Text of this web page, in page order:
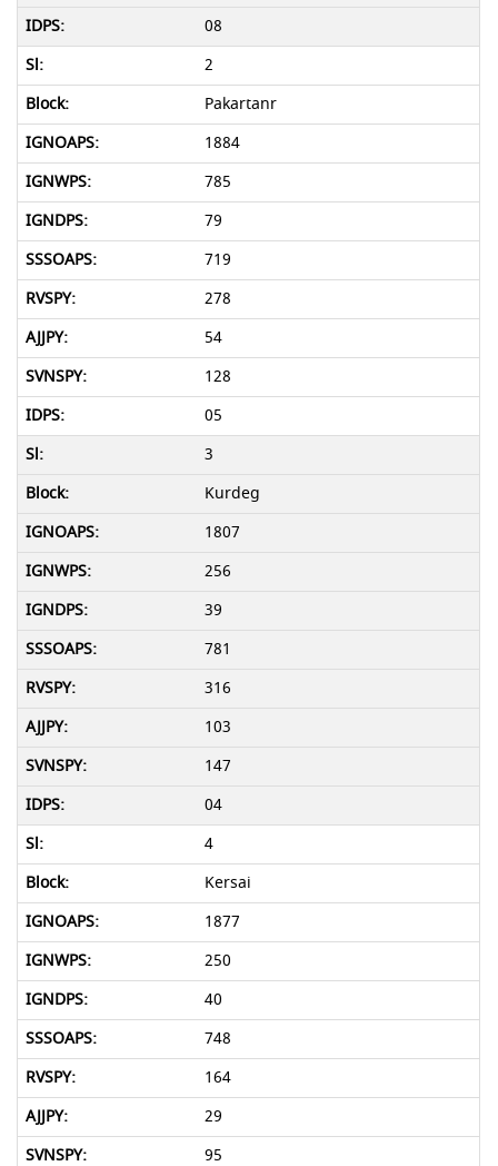
08
2
Pakartanr
1884
785
79
719
278
54
128
05
3
Kurdeg
1807
256
39
781
316
103
147
04
4
Kersai
1877
250
40
748
164
29
95